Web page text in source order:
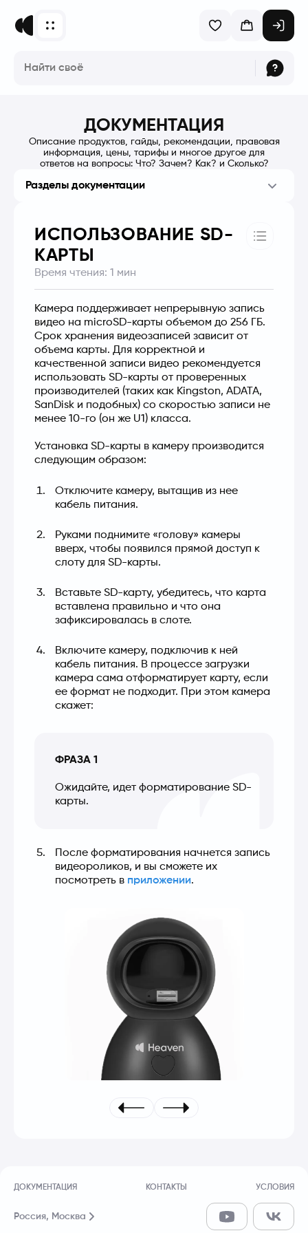
ДОКУМЕНТАЦИЯ
Описание продуктов, гайды, рекомендации, правовая
информация, цены, тарифы и многое другое для
ответов на вопросы: Что? Зачем? Как? и Сколько?
Разделы документации
ИСПОЛЬЗОВАНИЕ SD-
КАРТЫ
Время чтения: 1 мин
Камера поддерживает непрерывную запись
видео на microSD-карты объемом до 256 ГБ.
Срок хранения видеозаписей зависит от
объема карты. Для корректной и
качественной записи видео рекомендуется
использовать SD-карты от проверенных
производителей (таких как Kingston, ADATA,
SanDisk и подобных) со скоростью записи не
менее 10-го (он же U1) класса.
Установка SD-карты в камеру производится
следующим образом:
Отключите камеру, вытащив из нее
кабель питания.
Руками поднимите «голову» камеры
вверх, чтобы появился прямой доступ к
слоту для SD-карты.
Вставьте SD-карту, убедитесь, что карта
вставлена правильно и что она
зафиксировалась в слоте.
Включите камеру, подключив к ней
кабель питания. В процессе загрузки
камера сама отформатирует карту, если
ее формат не подходит. При этом камера
скажет:
ФРАЗА 1
Ожидайте, идет форматирование SD-
карты.
После форматирования начнется запись
видеороликов, и вы сможете их
посмотреть в приложении.
ДОКУМЕНТАЦИЯ КОНТАКТЫ УСЛОВИЯ
Россия, Москва